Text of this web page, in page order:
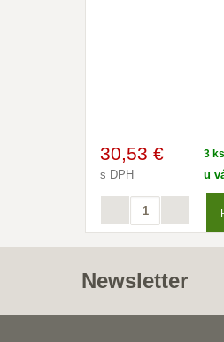
30,53 €
s DPH
3
u
Newsletter